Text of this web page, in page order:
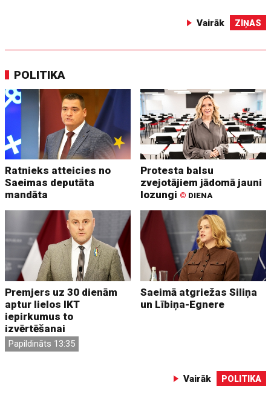
Vairāk ZIŅAS
POLITIKA
Ratnieks atteicies no
Saeimas deputāta
mandāta
Protesta balsu
zvejotājiem jādomā jauni
lozungi © DIENA
Premjers uz 30 dienām
aptur lielos IKT
iepirkumus to
izvērtēšanai
Papildināts 13:35
Saeimā atgriežas Siliņa
un Lībiņa-Egnere
Vairāk POLITIKA